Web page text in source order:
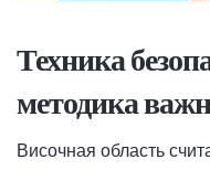
Техника
методика
Височная область